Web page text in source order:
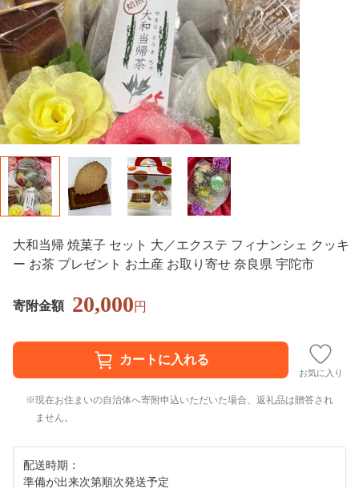
大和当帰 焼菓子 セット 大／エクステ フィナンシェ クッキ
ー お茶 プレゼント お土産 お取り寄せ 奈良県 宇陀市
寄附金額 20,000円
お気に入り
現在お住まいの自治体へ寄附申込いただいた場合、返礼品は贈答され
ません。
配送時期：
準備が出来次第順次発送予定